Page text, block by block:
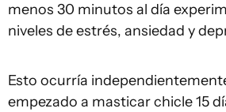
menos 30 minutos al día
niveles de estrés, ansiedad y
Esto ocurría
empezado a masticar chicle 15